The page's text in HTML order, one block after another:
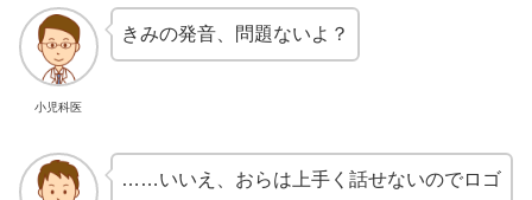
小児科医
きみの発音、問題ないよ？
……いいえ、おらは上手く話せないのでロゴ